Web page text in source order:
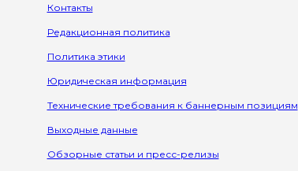
Контакты
Редакционная политика
Политика этики
Юридическая информация
Технические требования к баннерным позициям
Выходные данные
Обзорные статьи и пресс-релизы